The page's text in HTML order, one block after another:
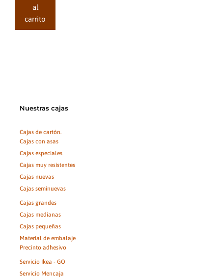
al
carrito
Nuestras cajas
Cajas de cartón.
Cajas con asas
Cajas especiales
Cajas muy resistentes
Cajas nuevas
Cajas seminuevas
Cajas grandes
Cajas medianas
Cajas pequeñas
Material de embalaje
Precinto adhesivo
Servicio Ikea - GO
Servicio Mencaja